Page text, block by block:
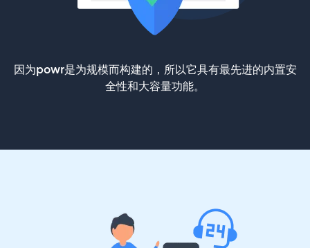
因为powr是为规模而构建的，所以它具有最先进的内置安
全性和大容量功能。